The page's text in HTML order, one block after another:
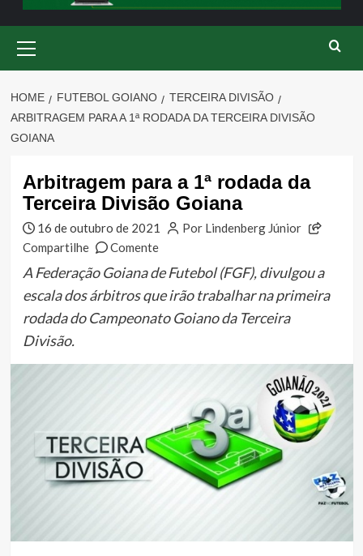
Menu
HOME FUTEBOL GOIANO
TERCEIRA DIVISÃO
ARBITRAGEM PARA A 1ª RODADA DA TERCEIRA DIVISÃO
GOIANA
Arbitragem para a 1ª rodada da
Terceira Divisão Goiana
16 de outubro de 2021
Por Lindenberg Júnior
Compartilhe
Comente
A Federação Goiana de Futebol (FGF), divulgou a
escala dos árbitros que irão trabalhar na primeira
rodada do Campeonato Goiano da Terceira
Divisão.